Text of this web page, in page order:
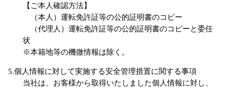
【ご本人確認方法】
（本人）運転免許証等の公的証明書のコピー
（代理人）運転免許証等の公的証明書のコピーと委任
状
※本籍地等の機微情報は除く。
5.個人情報に対して実施する安全管理措置に関する事項
当社は、お客様から取得いたしました個人情報に対し、